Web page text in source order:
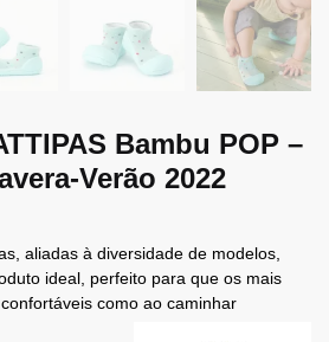
Bambu POP –
Verão 2022
aliadas à diversidade de modelos,
ideal, perfeito para que os mais
como ao caminhar